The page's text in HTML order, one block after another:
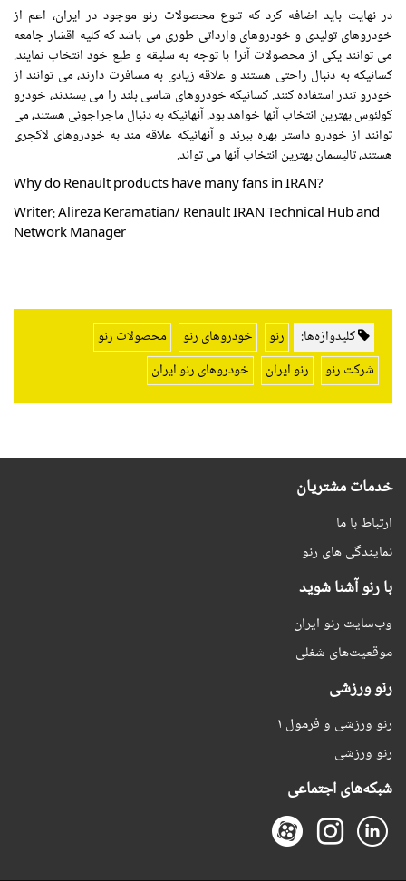
در نهایت باید اضافه کرد که تنوع محصولات رنو موجود در ایران، اعم از
خودروهای تولیدی و خودروهای وارداتی طوری می باشد که کلیه اقشار جامعه
می توانند یکی از محصولات آنرا با توجه به سلیقه و طبع خود انتخاب نمایند.
کسانیکه به دنبال راحتی هستند و علاقه زیادی به مسافرت دارند، می توانند از
خودرو تندر استفاده کنند. کسانیکه خودروهای شاسی بلند را می پسندند، خودرو
کولئوس بهترین انتخاب آنها خواهد بود. آنهائیکه به دنبال ماجراجوئی هستند، می
توانند از خودرو داستر بهره ببرند و آنهائیکه علاقه مند به خودروهای لاکچری
هستند، تالیسمان بهترین انتخاب آنها می تواند.
Why do Renault products have many fans in IRAN?
Writer: Alireza Keramatian/ Renault IRAN Technical Hub and
Network Manager
کلیدواژه‌ها: رنو خودروهای رنو
محصولات رنو
شرکت رنو
رنو ایران خودروهای رنو ایران
خدمات مشتریان
ارتباط با ما
نمایندگی های رنو
با رنو آشنا شوید
وب‌سایت رنو ایران
موقعیت‌های شغلی
رنو ورزشی
رنو ورزشی و فرمول ۱
رنو ورزشی
شبکه‌های اجتماعی